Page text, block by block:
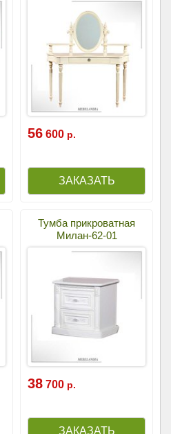
56 600 р.
Тумба прикроватная
Милан-62-01
38 700 р.